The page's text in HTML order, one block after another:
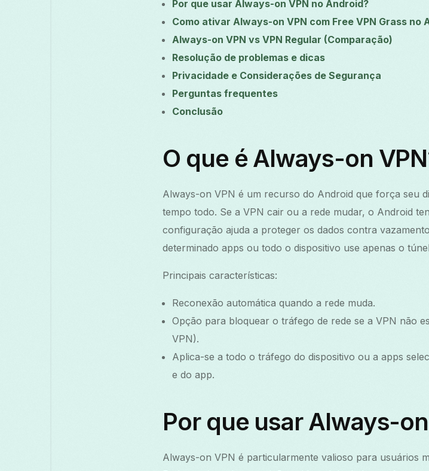
Por que usar Always-on VPN no Android?
Como ativar Always-on VPN com Free VPN Grass no
Always-on VPN vs VPN Regular (Comparação)
Resolução de problemas e dicas
Privacidade e Considerações de Segurança
Perguntas frequentes
Conclusão
O que é Always-on
Always-on VPN é um recurso do Android que força seu
tempo todo. Se a VPN cair ou a rede mudar, o Android
configuração ajuda a proteger os dados contra
determinado apps ou todo o dispositivo use apenas o
Principais características:
Reconexão automática quando a rede muda.
Opção para bloquear o tráfego de rede se a VPN não
VPN).
Aplica-se a todo o tráfego do dispositivo ou a apps
e do app.
Por que usar Always-
Always-on VPN é particularmente valioso para usuários